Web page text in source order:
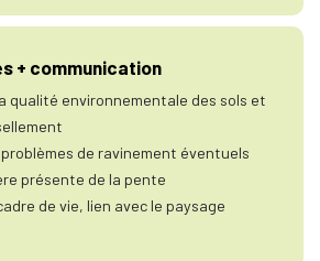
+ communication
qualité environnementale des sols et
de ravinement éventuels
présente de la pente
de vie, lien avec le paysage